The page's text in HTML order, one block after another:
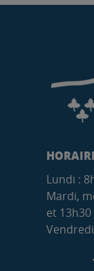
Lundi :
Mardi,
et